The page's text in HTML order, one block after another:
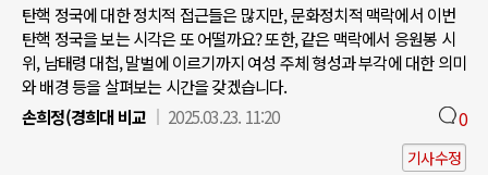
탄핵 정국에 대한 정치적 접근들은 많지만, 문화정치적 맥락에서 이번
탄핵 정국을 보는 시각은 또 어떨까요? 또한, 같은 맥락에서 응원봉 시
위, 남태령 대첩, 말벌에 이르기까지 여성 주체 형성과 부각에 대한 의미
와 배경 등을 살펴보는 시간을 갖겠습니다.
손희정(경희대 비교
2025.03.23. 11:20 0
기사수정